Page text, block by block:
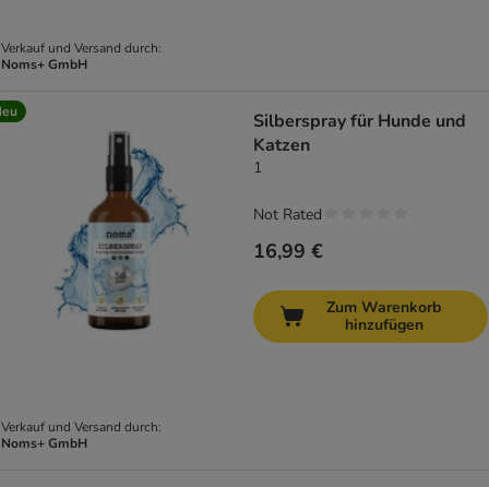
Verkauf und Versand durch:
Noms+ GmbH
Verkauf und Versand durch:
Noms+ GmbH
Silberspray für Hunde und
Katzen
1
16,99 €
Not Rated
Zum Warenkorb
hinzufügen